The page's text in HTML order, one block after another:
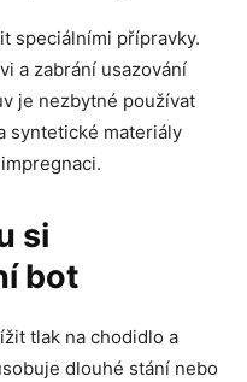
speciálními přípravky.
a zabrání usazování
je nezbytné používat
syntetické materiály
si
bot
tlak na chodidlo a
dlouhé stání nebo